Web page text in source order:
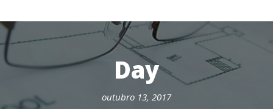
Day
outubro 13, 2017